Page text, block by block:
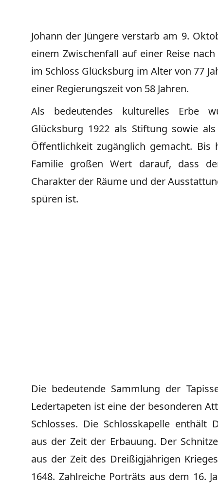
Johann der Jüngere verstarb am 9.
einem Zwischenfall auf einer Reise
im Schloss Glücksburg im Alter von 77
einer Regierungszeit von 58 Jahren.
Als bedeutendes kulturelles Erbe
Glücksburg 1922 als Stiftung sowie
Öffentlichkeit zugänglich gemacht. Bis
Familie großen Wert darauf, dass
Charakter der Räume und der
spüren ist.
Die bedeutende Sammlung der
Ledertapeten ist eine der besonderen
Schlosses. Die Schlosskapelle enthält
aus der Zeit der Erbauung. Der
aus der Zeit des Dreißigjährigen
1648. Zahlreiche Porträts aus dem 16.